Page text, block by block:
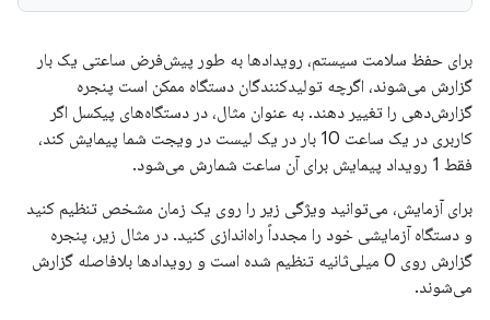
برای حفظ سلامت سیستم، رویدادها به طور پیش‌فرض ساعتی یک بار
گزارش می‌شوند، اگرچه تولیدکنندگان دستگاه ممکن است پنجره
گزارش‌دهی را تغییر دهند. به عنوان مثال، در دستگاه‌های پیکسل اگر
کاربری در یک ساعت 10 بار در یک لیست در ویجت شما پیمایش کند،
فقط 1 رویداد پیمایش برای آن ساعت شمارش می‌شود.
برای آزمایش، می‌توانید ویژگی زیر را روی یک زمان مشخص تنظیم کنید
و دستگاه آزمایشی خود را مجدداً راه‌اندازی کنید. در مثال زیر، پنجره
گزارش روی 0 میلی‌ثانیه تنظیم شده است و رویدادها بلافاصله گزارش
می‌شوند.